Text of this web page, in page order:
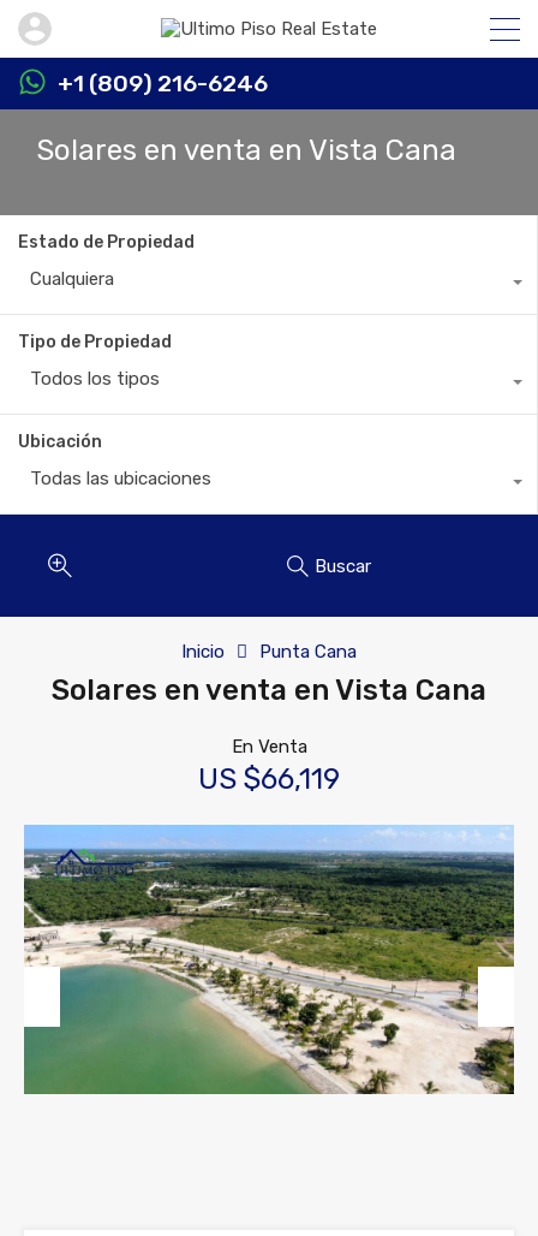
+1 (809) 216-6246
Solares en venta en Vista Cana
Estado de Propiedad
Cualquiera
Tipo de Propiedad
Todos los tipos
Ubicación
Todas las ubicaciones
Buscar
Inicio Punta Cana
Solares en venta en Vista Cana
En Venta
US $66,119
Next